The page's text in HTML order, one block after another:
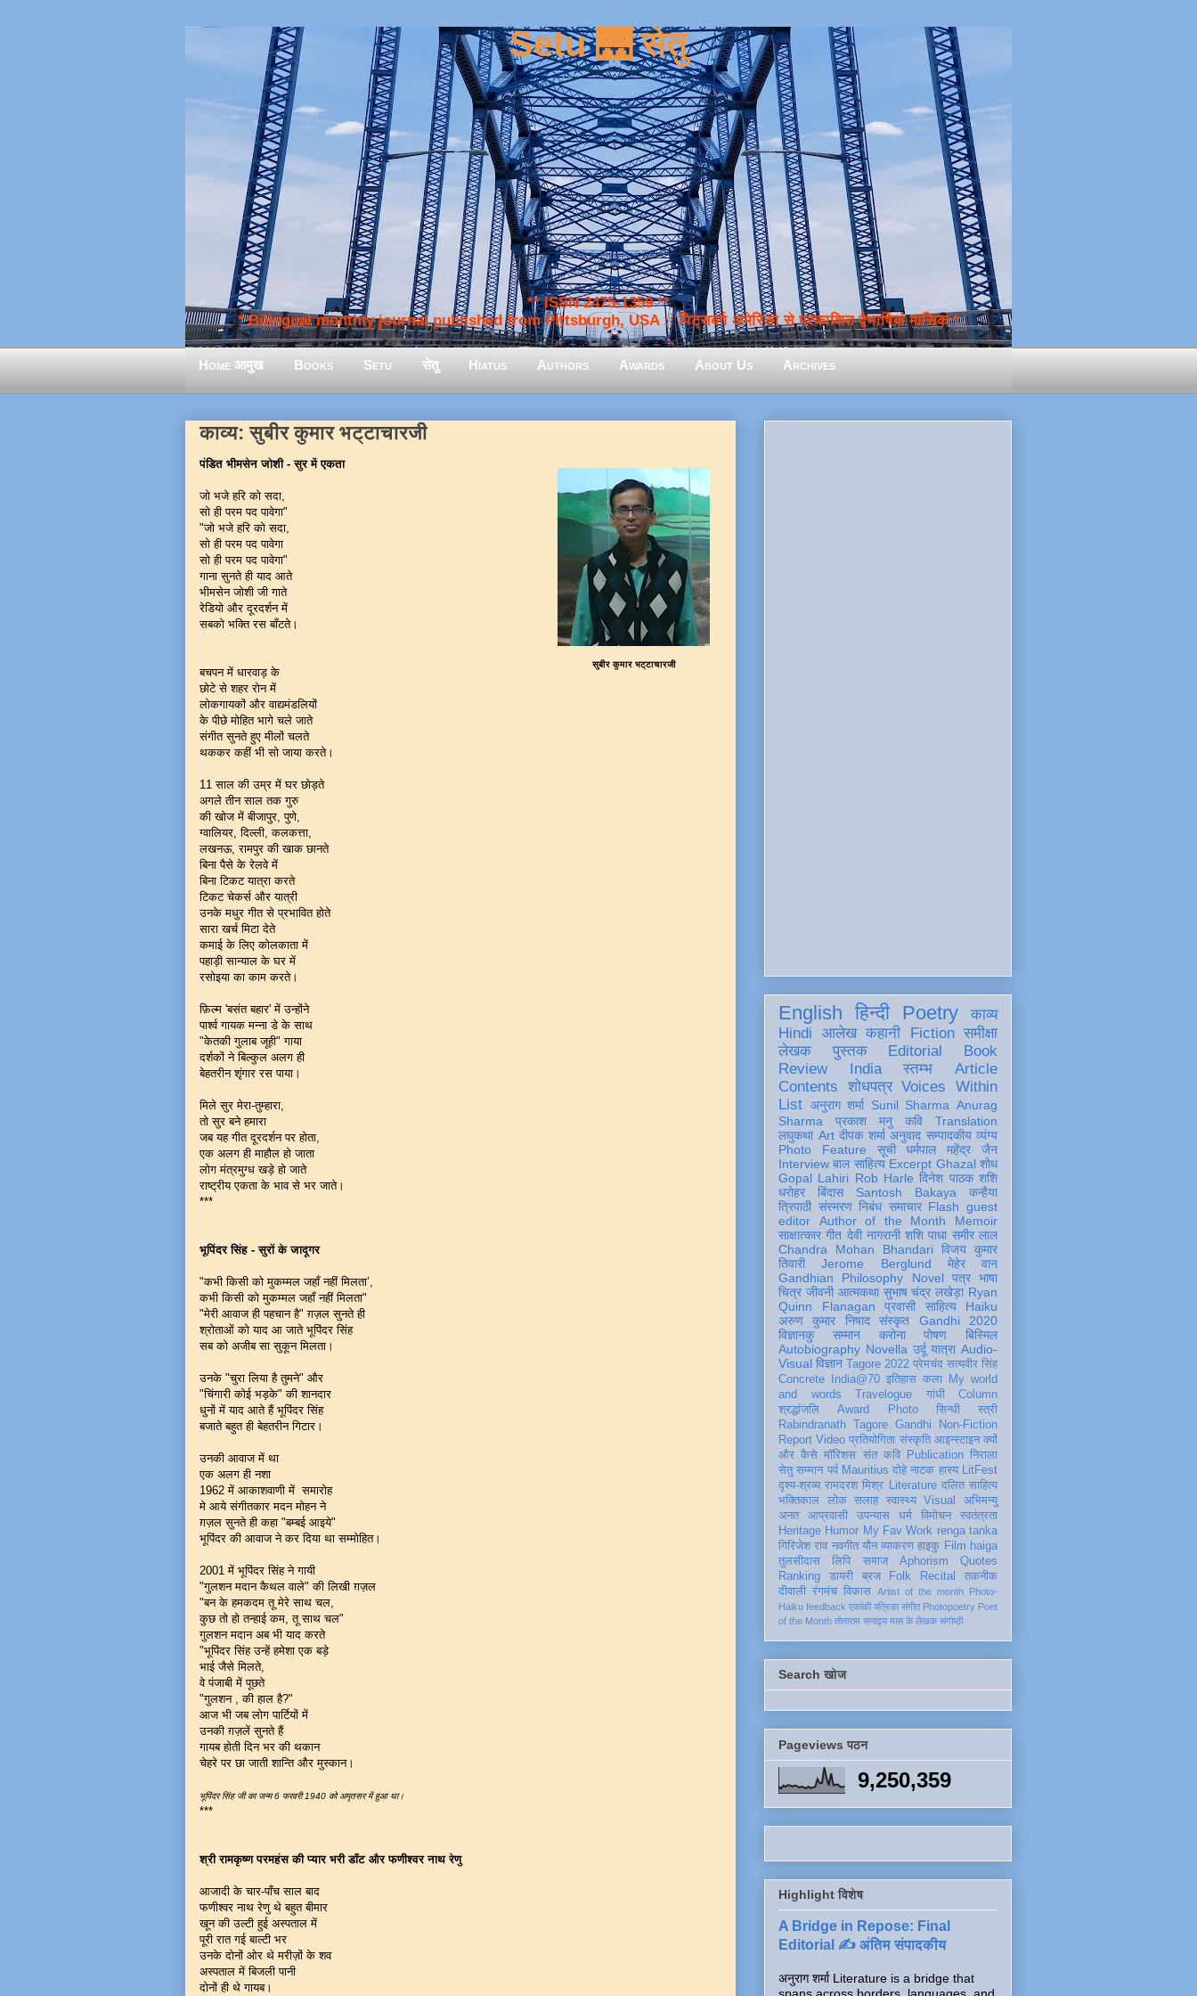
Setu 🌉 सेतु
** ISSN 2475-1359 **
* Bilingual monthly journal published from Pittsburgh, USA :: पिट्सबर्ग अमेरिका से प्रकाशित द्वैभाषिक मासिक *
Home आमुख Books Setu सेतु Hiatus Authors Awards About Us Archives
काव्य: सुबीर कुमार भट्टाचारजी
सुबीर कुमार भट्टाचारजी
पंडित भीमसेन जोशी - सुर में एकता
जो भजे हरि को सदा,
सो ही परम पद पावेगा"
"जो भजे हरि को सदा,
सो ही परम पद पावेगा
सो ही परम पद पावेगा"
गाना सुनते ही याद आते
भीमसेन जोशी जी गाते
रेडियो और दूरदर्शन में
सबको भक्ति रस बाँटते।
बचपन में धारवाड़ के
छोटे से शहर रोन में
लोकगायकों और वाद्यमंडलियों
के पीछे मोहित भागे चले जाते
संगीत सुनते हुए मीलों चलते
थककर कहीं भी सो जाया करते।
11 साल की उम्र में घर छोड़ते
अगले तीन साल तक गुरु
की खोज में बीजापुर, पुणे,
ग्वालियर, दिल्ली, कलकत्ता,
लखनऊ, रामपुर की खाक छानते
बिना पैसे के रेलवे में
बिना टिकट यात्रा करते
टिकट चेकर्स और यात्री
उनके मधुर गीत से प्रभावित होते
सारा खर्च मिटा देते
कमाई के लिए कोलकाता में
पहाड़ी सान्याल के घर में
रसोइया का काम करते।
फ़िल्म 'बसंत बहार' में उन्होंने
पार्श्व गायक मन्ना डे के साथ
"केतकी गुलाब जूही" गाया
दर्शकों ने बिल्कुल अलग ही
बेहतरीन शृंगार रस पाया।
मिले सुर मेरा-तुम्हारा,
तो सुर बने हमारा
जब यह गीत दूरदर्शन पर होता,
एक अलग ही माहौल हो जाता
लोग मंत्रमुग्ध खड़े हो जाते
राष्ट्रीय एकता के भाव से भर जाते।
***
भूपिंदर सिंह - सुरों के जादूगर
"कभी किसी को मुकम्मल जहाँ नहीं मिलता’,
कभी किसी को मुकम्मल जहाँ नहीं मिलता"
"मेरी आवाज ही पहचान है" ग़ज़ल सुनते ही
श्रोताओं को याद आ जाते भूपिंदर सिंह
सब को अजीब सा सुकून मिलता।
उनके "चुरा लिया है तुमने" और
"चिंगारी कोई भड़के" की शानदार
धुनों में याद आते हैं भूपिंदर सिंह
बजाते बहुत ही बेहतरीन गिटार।
उनकी आवाज में था
एक अलग ही नशा
1962 में आकाशवाणी में समारोह
मे आये संगीतकार मदन मोहन ने
ग़ज़ल सुनते ही कहा "बम्बई आइये"
भूपिंदर की आवाज ने कर दिया था सम्मोहित।
2001 में भूपिंदर सिंह ने गायी
"गुलशन मदान कैथल वाले" की लिखी ग़ज़ल
"बन के हमकदम तू मेरे साथ चल,
कुछ तो हो तन्हाई कम, तू साथ चल"
गुलशन मदान अब भी याद करते
"भूपिंदर सिंह उन्हें हमेशा एक बड़े
भाई जैसे मिलते,
वे पंजाबी में पूछते
"गुलशन , की हाल है?"
आज भी जब लोग पार्टियों में
उनकी ग़ज़लें सुनते हैं
गायब होती दिन भर की थकान
चेहरे पर छा जाती शान्ति और मुस्कान।
भूपिंदर सिंह जी का जन्म 6 फरवरी 1940 को अमृतसर में हुआ था।
***
श्री रामकृष्ण परमहंस की प्यार भरी डाँट और फणीश्वर नाथ रेणु
आजादी के चार-पाँच साल बाद
फणीश्वर नाथ रेणु थे बहुत बीमार
खून की उल्टी हुई अस्पताल में
पूरी रात गई बाल्टी भर
उनके दोनों ओर थे मरीज़ों के शव
अस्पताल में बिजली पानी
दोनों ही थे गायब।
English हिन्दी Poetry
काव्य
Hindi
आलेख कहानी Fiction समीक्षा
लेखक
पुस्तक Editorial
Book
Review
India स्तम्भ
Article
Contents
शोधपत्र Voices Within
List अनुराग शर्मा Sunil Sharma Anurag
Sharma
प्रकाश मनु कवि
Translation
लघुकथा Art दीपक शर्मा अनुवाद सम्पादकीय व्यंग्य
Photo Feature
सूची
धर्मपाल महेंद्र जैन
Interview बाल साहित्य Excerpt Ghazal शोध
Gopal Lahiri Rob Harle दिनेश पाठक शशि
धरोहर
बिंदास Santosh Bakaya
कन्हैया
त्रिपाठी संस्मरण निबंध समाचार Flash guest
editor
Author of the Month
Memoir
साक्षात्कार गीत देवी नागरानी शशि पाधा समीर लाल
Chandra Mohan Bhandari विजय कुमार
तिवारी
Jerome Berglund
मेहेर वान
Gandhian Philosophy
Novel पत्र भाषा
चित्र जीवनी आत्मकथा सुभाष चंद्र लखेड़ा Ryan
Quinn Flanagan
प्रवासी साहित्य
Haiku
अरुण कुमार निषाद
संस्कृत
Gandhi 2020
विज्ञानकु
सम्मान करोना पोषण
बिस्मिल
Autobiography Novella उर्दू यात्रा Audio-
Visual विज्ञान Tagore 2022 प्रेमचंद सत्यवीर सिंह
Concrete
India@70 इतिहास कला
My world
and words
Travelogue गांधी
Column
श्रद्धांजलि
Award Photo सिन्धी
स्त्री
Rabindranath Tagore Gandhi
Non-Fiction
Report Video प्रतियोगिता संस्कृति आइन्स्टाइन क्यों
और कैसे मॉरिशस संत कवि Publication निराला
सेतु सम्मान पर्व Mauritius दोहे नाटक हास्य LitFest
दृश्य-श्रव्य रामदरश मिश्र Literature दलित साहित्य
भक्तिकाल
लोक सलाह स्वास्थ्य Visual
अभिमन्यु
अनत
आप्रवासी उपन्यास धर्म विमोचन
स्वतंत्रता
Heritage Humor My Fav Work renga tanka
गिरिजेश राव नवगीत यौन व्याकरण हाइकु Film haiga
तुलसीदास
लिपि समाज Aphorism
Quotes
Ranking
डायरी ब्रज Folk Recital
तकनीक
दीवाली रंगमंच विकास Artist of the month Photo-
Haiku feedback एकांकी पत्रिका संगीत Photopoetry Poet
of the Month तोताराम सनाढ्य मास के लेखक संगोष्ठी
Search खोज
Pageviews पठन
9,250,359
Highlight विशेष
A Bridge in Repose: Final
Editorial ✍️ अंतिम संपादकीय
अनुराग शर्मा Literature is a bridge that